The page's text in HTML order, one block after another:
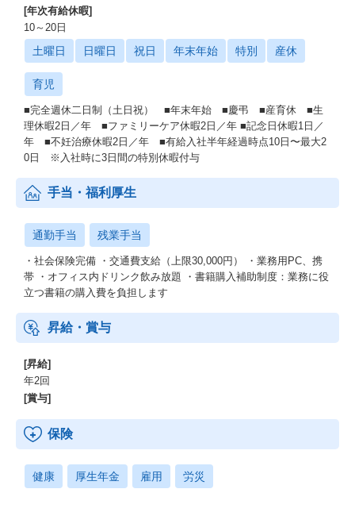
[年次有給休暇]
10～20日
土曜日 日曜日 祝日 年末年始 特別 産休
育児
■完全週休二日制（土日祝） ■年末年始 ■慶弔 ■産育休 ■生
理休暇2日／年 ■ファミリーケア休暇2日／年 ■記念日休暇1日／
年 ■不妊治療休暇2日／年 ■有給入社半年経過時点10日〜最大2
0日 ※入社時に3日間の特別休暇付与
手当・福利厚生
通勤手当 残業手当
・社会保険完備 ・交通費支給（上限30,000円） ・業務用PC、携
帯 ・オフィス内ドリンク飲み放題 ・書籍購入補助制度：業務に役
立つ書籍の購入費を負担します
昇給・賞与
[昇給]
年2回
[賞与]
保険
健康 厚生年金 雇用 労災